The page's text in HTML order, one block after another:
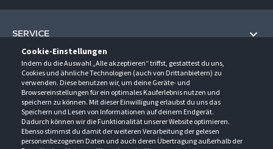
Cookie-Einstellungen
Indem du die Auswahl „Alle akzeptieren“ triffst, gestattest du uns,
Cookies und ähnliche Technologien (auch von Drittanbietern) zu
verwenden. Diese benutzen wir, um deine Geräte- und
Browsereinstellungen für ein optimales Kauferlebnis nutzen und
speichern zu können. Mit dieser Einwilligung erlaubst du uns das
Speichern und Lesen von Informationen auf deinem Endgerät.
Dadurch können wir die Funktionalität unserer Website optimieren.
Ebenso stimmst du damit der weiteren Verarbeitung der gelesen
personenbezogenen Daten und auch deren Übertragung außerhalb der
SERVICE
Hilfe und Information
Fragen und Antworten (FAQ)
Kontakt
Newsletter
Events
UNTERNEHMEN
Über uns
Anfahrt
Ansprechpartner
Außendienstbesuch
KONTAKT
Gröner-Schulze GmbH
Sarirstraße 5
12529 Schönefeld
ÖFFNUNGSZEITEN